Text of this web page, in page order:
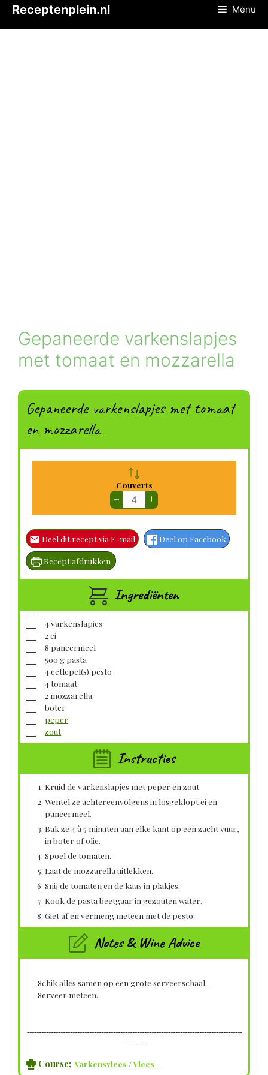
Receptenplein.nl Menu
Gepaneerde varkenslapjes
met tomaat en mozzarella
Gepaneerde varkenslapjes met tomaat
en mozzarella
Couverts
– +
Deel dit recept via E-mail Deel op Facebook
Recept afdrukken
Ingrediënten
▢4varkenslapjes
▢
2 ei
▢
8 paneermeel
▢
500 g pasta
▢4eetlepel(s) pesto
▢4tomaat
▢
2 mozzarella
▢
boter
▢
peper
▢
zout
Instructies
Kruid de varkenslapjes met peper en zout.
Wentel ze achtereenvolgens in losgeklopt ei en
paneermeel.
Bak ze 4 à 5 minuten aan elke kant op een zacht vuur,
in boter of olie.
Spoel de tomaten.
Laat de mozzarella uitlekken.
Snij de tomaten en de kaas in plakjes.
Kook de pasta beetgaar in gezouten water.
Giet af en vermeng meteen met de pesto.
Notes & Wine Advice
Schik alles samen op een grote serveerschaal.
Serveer meteen.
------------------------------------------------------------------------------------------
--------
Course; Varkensvlees /Vlees